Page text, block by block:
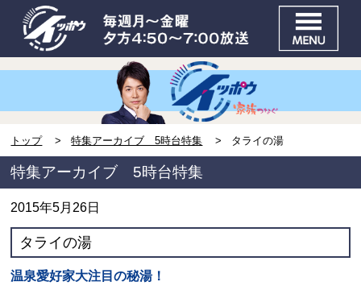
トップ 特集アーカイブ 5時台特集 タライの湯
特集アーカイブ 5時台特集
2015年5月26日
タライの湯
温泉愛好家大注目の秘湯！